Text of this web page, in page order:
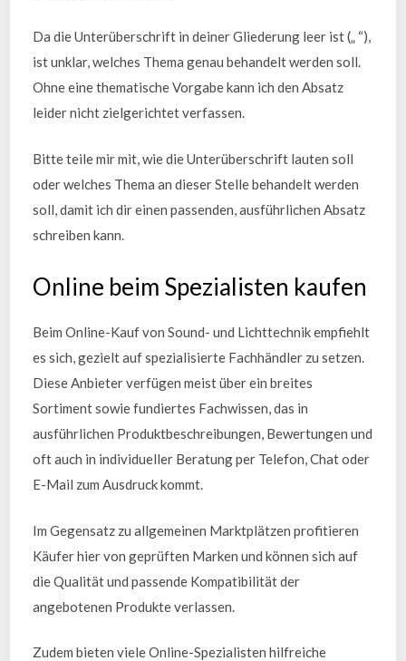
Da die Unterüberschrift in deiner Gliederung leer ist („ “),
ist unklar, welches Thema genau behandelt werden soll.
Ohne eine thematische Vorgabe kann ich den Absatz
leider nicht zielgerichtet verfassen.
Bitte teile mir mit, wie die Unterüberschrift lauten soll
oder welches Thema an dieser Stelle behandelt werden
soll, damit ich dir einen passenden, ausführlichen Absatz
schreiben kann.
Online beim Spezialisten kaufen
Beim Online-Kauf von Sound- und Lichttechnik empfiehlt
es sich, gezielt auf spezialisierte Fachhändler zu setzen.
Diese Anbieter verfügen meist über ein breites
Sortiment sowie fundiertes Fachwissen, das in
ausführlichen Produktbeschreibungen, Bewertungen und
oft auch in individueller Beratung per Telefon, Chat oder
E-Mail zum Ausdruck kommt.
Im Gegensatz zu allgemeinen Marktplätzen profitieren
Käufer hier von geprüften Marken und können sich auf
die Qualität und passende Kompatibilität der
angebotenen Produkte verlassen.
Zudem bieten viele Online-Spezialisten hilfreiche